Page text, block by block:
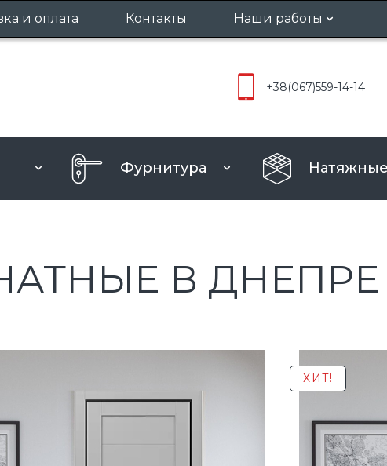
и оплата Контакты Наши работы
Входные двери
+38(067)559-14-14
Фурнитура
В ДНЕПРЕ
ХИТ!